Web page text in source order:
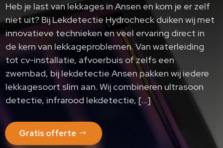
Heb je last van lekkages in Ansen en kom je er zelf
niet uit? Bij Lekdetectie Hydrocheck duiken wij met
innovatieve technieken en veel ervaring direct in
de kern van lekkageproblemen.​ Van waterleiding
tot cv-installatie, afvoerbuis of zelfs een
zwembad, bij lekdetectie Ansen pakken wij iedere
lekkagesoort slim aan.​ Wij combineren ultrasoon
detectie, infrarood lekdetectie, […]
Gratis offerte